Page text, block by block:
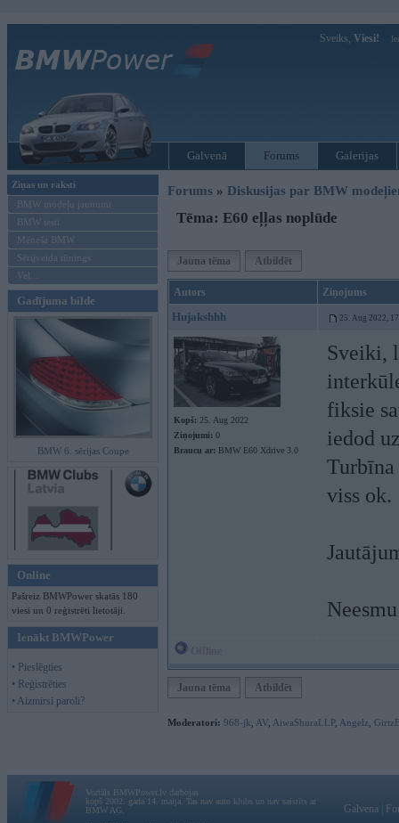
Sveiks, Viesi!
Galvenā Forums Galerijas
Ziņas un raksti
BMW modeļu jaunumi
BMW testi
Mēneša BMW
Sērijveida tūnings
Vel...
Gadījuma bilde
BMW 6. sērijas Coupe
Online
Pašreiz BMWPower skatās 180
viesi un 0 reģistrēti lietotāji.
Ienākt BMWPower
• Pieslēgties
• Reģistrēties
• Aizmirsi paroli?
Forums » Diskusijas par BMW
Tēma: E60 eļļas noplūde
Jauna tēma Atbildēt
Autors Ziņojums
Hujakshhh 25. Aug 2022,
Kopš: 25. Aug 2022
Ziņojumi: 0
Braucu ar: BMW E60 Xdrive 3.0
Sveiki,
fiksie
iedod
viss ok.
Jauna tēma Atbildēt
Moderatori: 968-jk AV AiwaShuraLLP, Angelz
Vortāls BMWPower.lv darbojas
kopš 2002. gada 14. maija. Tas nav auto klubs un nav saistīts ar
BMW AG.
Galvena